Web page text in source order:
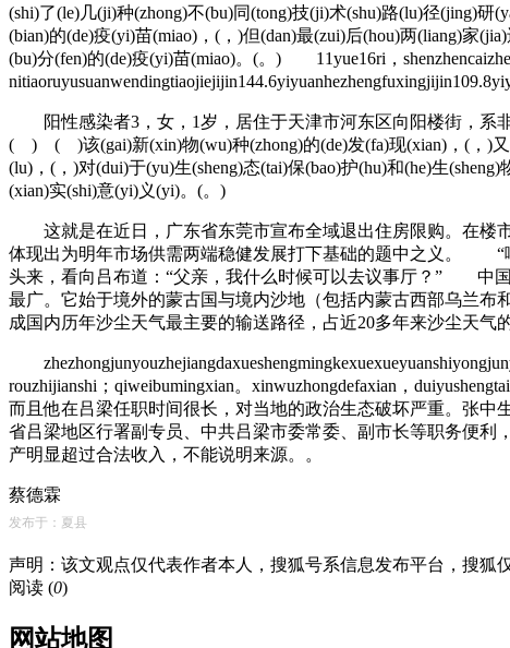
(shi)了(le)几(ji)种(zhong)不(bu)同(tong)技(ji)术(shu)路(lu)径(jing)研
(bian)的(de)疫(yi)苗(miao)，(，)但(dan)最(zui)后(hou)两(liang)家
(bu)分(fen)的(de)疫(yi)苗(miao)。(。) 11yue16ri，
阳性感染者3，女，1岁，居住于天津市河东区向阳楼街，系
( ) ( )该(gai)新(xin)物(wu)种(zhong)的(de)发(fa)现(xian)，(，)又
(lu)，(，)对(dui)于(yu)生(sheng)态(tai)保(bao)护(hu)和(he)生
(xian)实(shi)意(yi)义(yi)。(。)
这就是在近日，广东省东莞市宣布全域退出住房限购。在楼
体现出为明年市场供需两端稳健发展打下基础的题中之义。 “
头来，看向吕布道：“父亲，我什么时候可以去议事厅？” 中国
最广。它始于境外的蒙古国与境内沙地（包括内蒙古西部乌兰
成国内历年沙尘天气最主要的输送路径，占近20多年来沙尘天气的
rouzhijianshi；qiweibumingxian。xinwuzhongdefaxian，
而且他在吕梁任职时间很长，对当地的政治生态破坏严重。张中
省吕梁地区行署副专员、中共吕梁市委常委、副市长等职务便
产明显超过合法收入，不能说明来源。。
蔡德霖
发布于：夏县
声明：该文观点仅代表作者本人，搜狐号系信息发布平台，搜狐
阅读 (0)
网站地图